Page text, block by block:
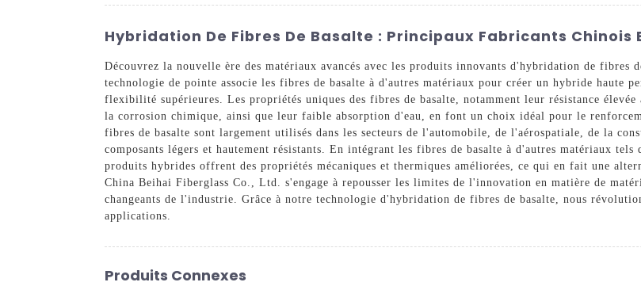
Hybridation De Fibres De Basalte : Principaux Fabricants Chinois
Découvrez la nouvelle ère des matériaux avancés avec les produits innovants d'hybridation de fibres
technologie de pointe associe les fibres de basalte à d'autres matériaux pour créer un hybride haute
flexibilité supérieures. Les propriétés uniques des fibres de basalte, notamment leur résistance
la corrosion chimique, ainsi que leur faible absorption d'eau, en font un choix idéal pour le
fibres de basalte sont largement utilisés dans les secteurs de l'automobile, de l'aérospatiale, de la
composants légers et hautement résistants. En intégrant les fibres de basalte à d'autres matériaux
produits hybrides offrent des propriétés mécaniques et thermiques améliorées, ce qui en fait une
China Beihai Fiberglass Co., Ltd. s'engage à repousser les limites de l'innovation en matière de
changeants de l'industrie. Grâce à notre technologie d'hybridation de fibres de basalte, nous
applications.
Produits Connexes